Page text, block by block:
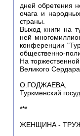
дней обретения
очага и
страны.
Выход книги на
ней
конференции
общественно-
На
Великого
О.ГОДЖАЕВА,
Туркменский
***
ЖЕНЩИНА -